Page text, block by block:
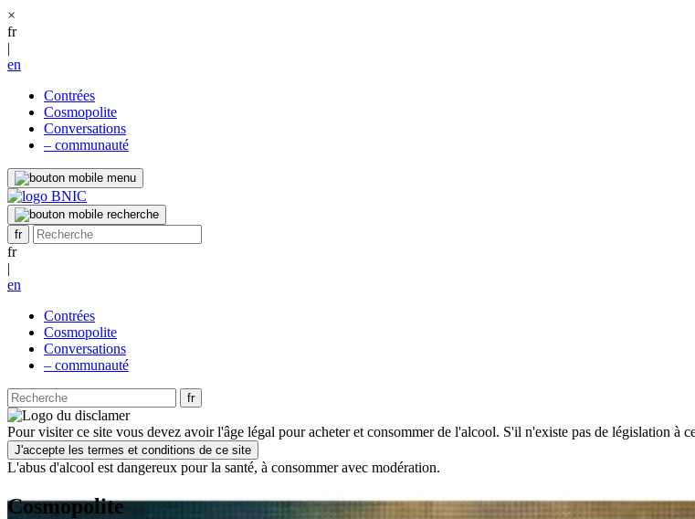
×
fr
|
en
Contrées
Cosmopolite
Conversations
– communauté
fr
|
en
Contrées
Cosmopolite
Conversations
– communauté
Pour visiter ce site vous devez avoir l'âge légal pour acheter et consommer de l'alcool. S'il n'existe pas de législation à
J'accepte les termes et conditions de ce site
L'abus d'alcool est dangereux pour la santé, à consommer avec modération.
Cosmopolite